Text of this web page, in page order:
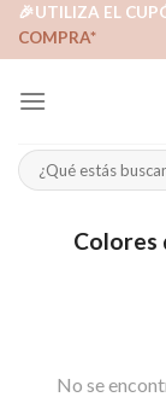
Skip🎉UTILIZA EL
COMPRA*
Buscar
por:
Colores
No se